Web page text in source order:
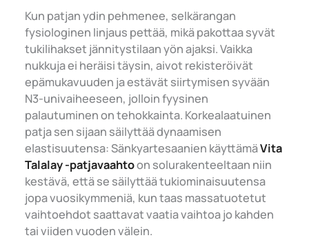
Kun patjan ydin pehmenee, selkärangan
fysiologinen linjaus pettää, mikä pakottaa syvät
tukilihakset jännitystilaan yön ajaksi. Vaikka
nukkuja ei heräisi täysin, aivot rekisteröivät
epämukavuuden ja estävät siirtymisen syvään
N3-univaiheeseen, jolloin fyysinen
palautuminen on tehokkainta. Korkealaatuinen
patja sen sijaan säilyttää dynaamisen
elastisuutensa: Sänkyartesaanien käyttämäVita
Talalay -patjavaahtoon solurakenteeltaan niin
kestävä, että se säilyttää tukiominaisuutensa
jopa vuosikymmeniä, kun taas massatuotetut
vaihtoehdot saattavat vaatia vaihtoa jo kahden
tai viiden vuoden välein.